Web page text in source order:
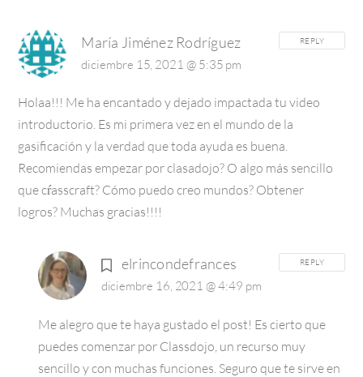
María Jiménez Rodríguez
diciembre 15, 2021 @ 5:35 pm
Holaa!!! Me ha encantado y dejado impactada tu video
introductorio. Es mi primera vez en el mundo de la
gasificación y la verdad que toda ayuda es buena.
Recomiendas empezar por clasadojo? O algo más sencillo
que cŕasscraft? Cómo puedo creo mundos? Obtener
logros? Muchas gracias!!!!
REPLY
elrincondefrances
diciembre 16, 2021 @ 4:49 pm
Me alegro que te haya gustado el post! Es cierto que
puedes comenzar por Classdojo, un recurso muy
sencillo y con muchas funciones. Seguro que te sirve en
REPLY